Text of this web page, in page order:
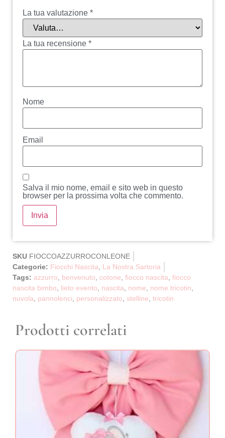
La tua valutazione *
La tua recensione *
Nome
Email
Salva il mio nome, email e sito web in questo
browser per la prossima volta che commento.
SKU FIOCCOAZZURROCONLEONE
Categorie: Fiocchi Nascita
La Nostra Sartoria
Tags: azzurro benvenuto cotone fiocco nascita fiocco
nascita bimbo
lieto evento nascita nome nome tricotin
nuvola
pannolenci personalizzato stelline tricotin
Prodotti correlati